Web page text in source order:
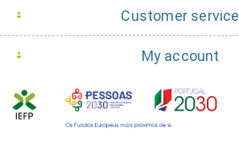
Customer service
My account